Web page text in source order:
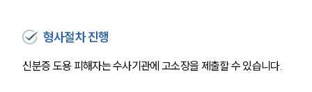
형사절차 진행
신분증 도용 피해자는 수사기관에 고소장을 제출할 수 있습니다.